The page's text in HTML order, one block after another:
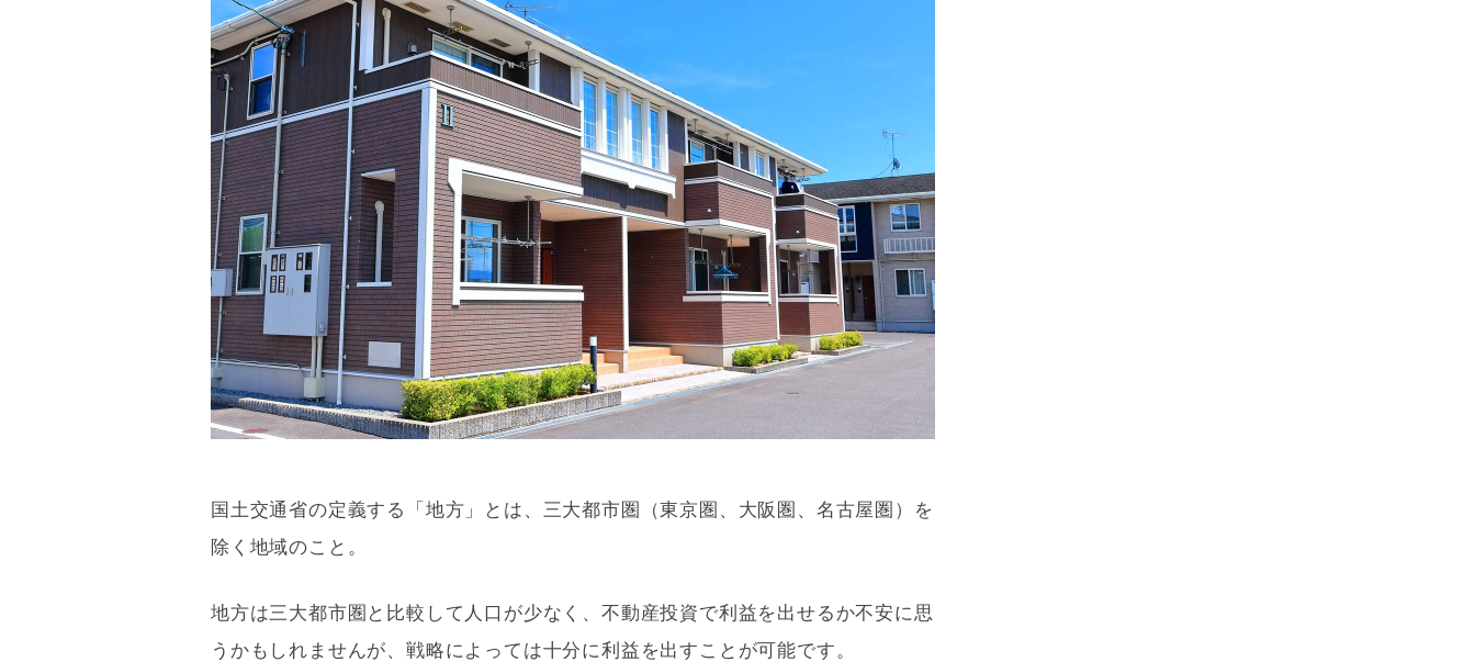
国土交通省の定義する「地方」とは、三大都市圏（東京圏、大阪圏、名古屋圏）を
除く地域のこと。
地方は三大都市圏と比較して人口が少なく、不動産投資で利益を出せるか不安に思
うかもしれませんが、戦略によっては十分に利益を出すことが可能です。